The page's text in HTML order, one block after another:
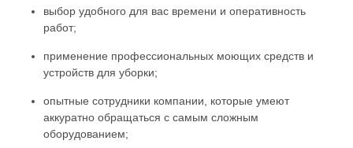
выбор удобного для вас времени и оперативность
работ;
применение профессиональных моющих средств и
устройств для уборки;
опытные сотрудники компании, которые умеют
аккуратно обращаться с самым сложным
оборудованием;